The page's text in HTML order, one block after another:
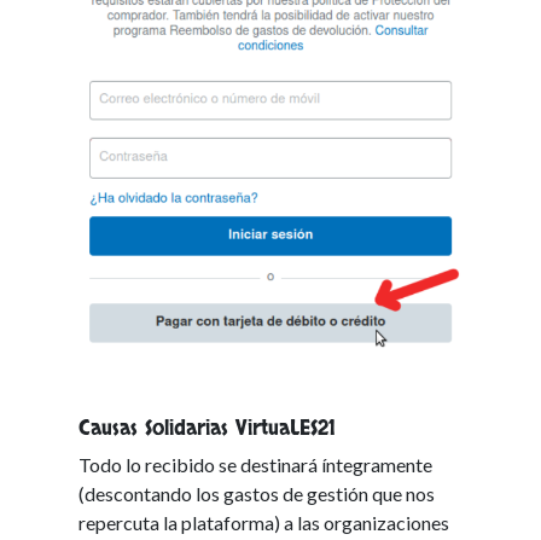
Causas Solidarias VirtuaLES21
Todo lo recibido se destinará íntegramente
(descontando los gastos de gestión que nos
repercuta la plataforma) a las organizaciones